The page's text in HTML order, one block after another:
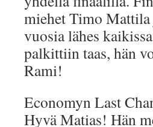
miehet Timo
vuosia lähes
palkittiin taas, hän
Rami!
Economyn Last
Hyvä Matias! Hän